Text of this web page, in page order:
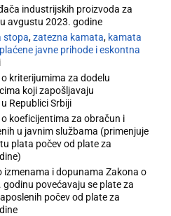
industrijskih proizvoda za
avgustu 2023. godine
stopa,zatezna kamata, kamata
javne prihode i eskontna
kriterijumima za dodelu
koji zapošljavaju
Republici Srbiji
koeficijentima za obračun i
u javnim službama (primenjuje
plata počev od plate za
izmenama i dopunama Zakona o
godinu povećavaju se plate za
počev od plate za